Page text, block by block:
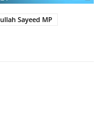
Sayeed MP